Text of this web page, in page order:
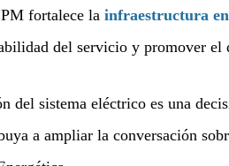
fortalece la infraestructura
del servicio y promover
del sistema eléctrico es una
a ampliar la conversación